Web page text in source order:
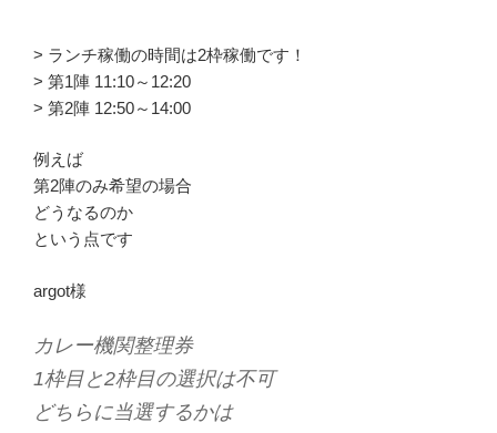
> ランチ稼働の時間は2枠稼働です！
> 第1陣 11:10～12:20
> 第2陣 12:50～14:00
例えば
第2陣のみ希望の場合
どうなるのか
という点です
argot様
カレー機関整理券
1枠目と2枠目の選択は不可
どちらに当選するかは